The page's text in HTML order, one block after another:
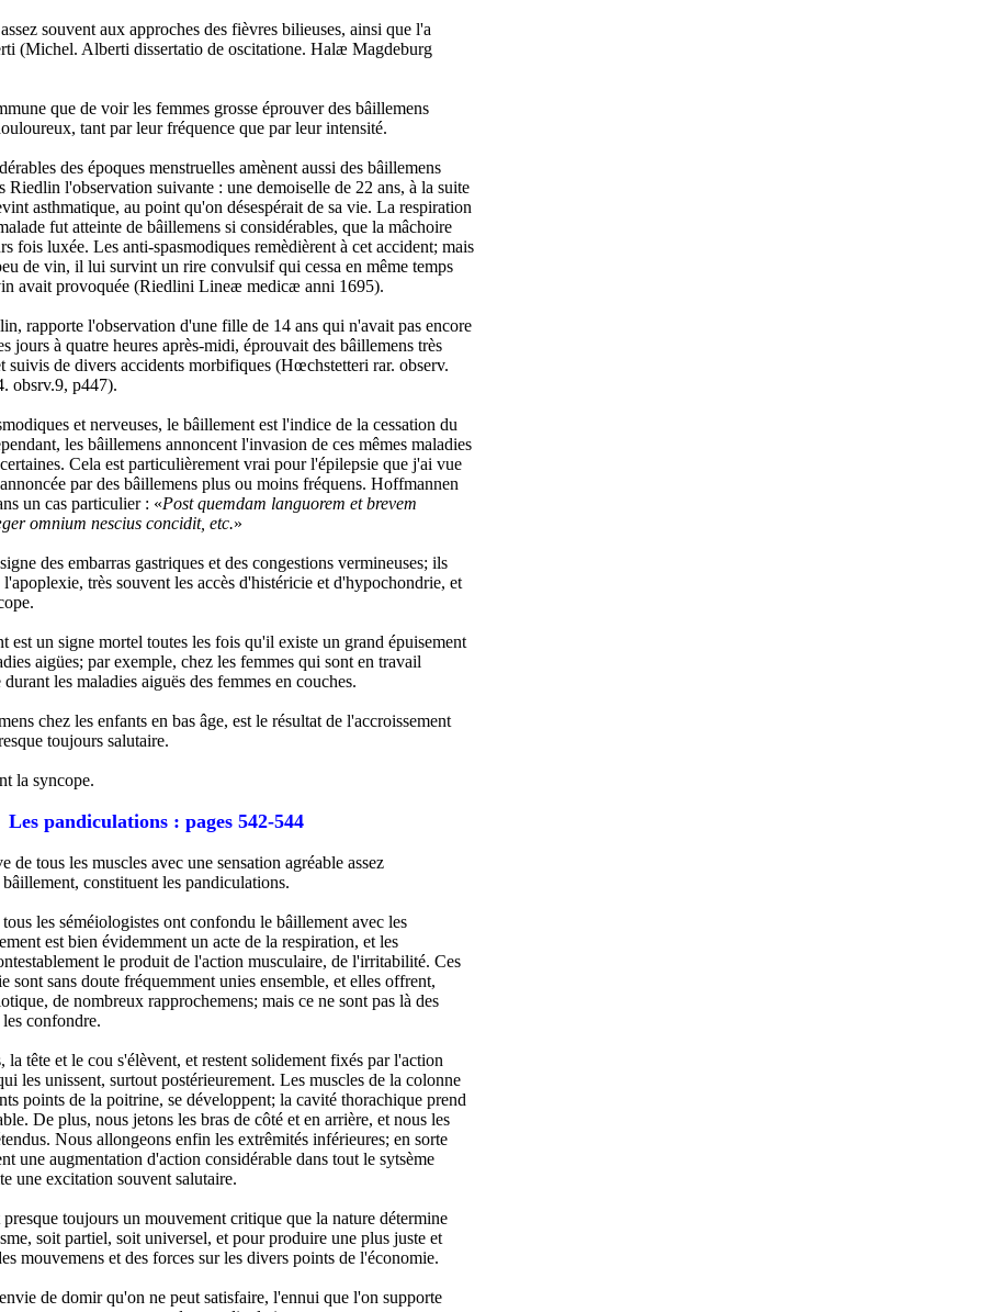
souvent aux approches des fièvres bilieuses, ainsi que l'a
(Michel. Alberti dissertatio de oscitatione. Halæ Magdeburg
que de voir les femmes grosse éprouver des bâillemens
tant par leur fréquence que par leur intensité.
des époques menstruelles amènent aussi des bâillemens
Riedlin l'observation suivante : une demoiselle de 22 ans, à la suite
asthmatique, au point qu'on désespérait de sa vie. La respiration
fut atteinte de bâillemens si considérables, que la mâchoire
fois luxée. Les anti-spasmodiques remèdièrent à cet accident; mais
de vin, il lui survint un rire convulsif qui cessa en même temps
avait provoquée (Riedlini Lineæ medicæ anni 1695).
rapporte l'observation d'une fille de 14 ans qui n'avait pas encore
jours à quatre heures après-midi, éprouvait des bâillemens très
suivis de divers accidents morbifiques (Hœchstetteri rar. observ.
obsrv.9, p447).
et nerveuses, le bâillement est l'indice de la cessation du
les bâillemens annoncent l'invasion de ces mêmes maladies
Cela est particulièrement vrai pour l'épilepsie que j'ai vue
par des bâillemens plus ou moins fréquens. Hoffmannen
un cas particulier : «Post quemdam languorem et brevem
omnium nescius concidit, etc.»
des embarras gastriques et des congestions vermineuses; ils
très souvent les accès d'histéricie et d'hypochondrie, et
est un signe mortel toutes les fois qu'il existe un grand épuisement
aigües; par exemple, chez les femmes qui sont en travail
les maladies aiguës des femmes en couches.
chez les enfants en bas âge, est le résultat de l'accroissement
toujours salutaire.
la syncope.
Les pandiculations : pages 542-544
de tous les muscles avec une sensation agréable assez
constituent les pandiculations.
les séméiologistes ont confondu le bâillement avec les
est bien évidemment un acte de la respiration, et les
le produit de l'action musculaire, de l'irritabilité. Ces
sont sans doute fréquemment unies ensemble, et elles offrent,
de nombreux rapprochemens; mais ce ne sont pas là des
confondre.
la tête et le cou s'élèvent, et restent solidement fixés par l'action
les unissent, surtout postérieurement. Les muscles de la colonne
points de la poitrine, se développent; la cavité thorachique prend
De plus, nous jetons les bras de côté et en arrière, et nous les
Nous allongeons enfin les extrêmités inférieures; en sorte
une augmentation d'action considérable dans tout le sytsème
une excitation souvent salutaire.
toujours un mouvement critique que la nature détermine
soit partiel, soit universel, et pour produire une plus juste et
mouvemens et des forces sur les divers points de l'économie.
de domir qu'on ne peut satisfaire, l'ennui que l'on supporte